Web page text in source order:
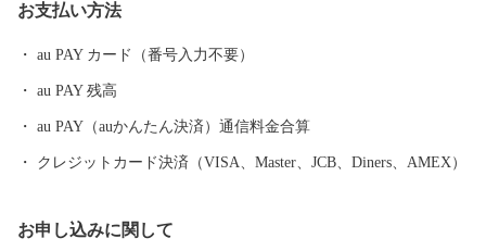
子ども達の文化やスポーツのための費用やまちの基幹産業である
第1次産業の活性化に資するための費用として広く活用していま
宜しくお願いいたします。 ◆各お問い合わせ先はこちら◆ １．受
領証明書再発行について 自動音声応答サービス ０５０－３３５５
－２１９７(全自治体共通) ※14桁の寄附受付番号とお申込み時の
ださい。 ２．お礼の品・配送について 知内町ふるさと納税コール
お支払い方法
au PAY カード（番号入力不要）
au PAY 残高
au PAY（auかんたん決済）通信料金合算
クレジットカード決済（VISA、Master、JCB、Diners、AMEX）
お申し込みに関して